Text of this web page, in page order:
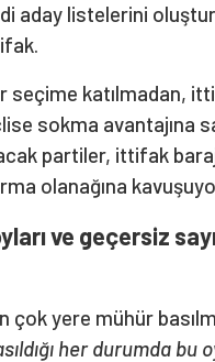
aday listelerini
katılmadan,
sokma avantajına
partiler, ittifak
olanağına
ve geçersiz
çok yere mühür
her durumda bu